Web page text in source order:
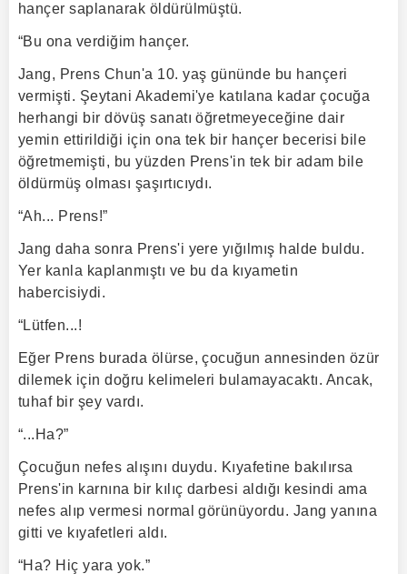
hançer saplanarak öldürülmüştü.
“Bu ona verdiğim hançer.
Jang, Prens Chun'a 10. yaş gününde bu hançeri
vermişti. Şeytani Akademi'ye katılana kadar çocuğa
herhangi bir dövüş sanatı öğretmeyeceğine dair
yemin ettirildiği için ona tek bir hançer becerisi bile
öğretmemişti, bu yüzden Prens'in tek bir adam bile
öldürmüş olması şaşırtıcıydı.
“Ah... Prens!”
Jang daha sonra Prens'i yere yığılmış halde buldu.
Yer kanla kaplanmıştı ve bu da kıyametin
habercisiydi.
“Lütfen...!
Eğer Prens burada ölürse, çocuğun annesinden özür
dilemek için doğru kelimeleri bulamayacaktı. Ancak,
tuhaf bir şey vardı.
“...Ha?”
Çocuğun nefes alışını duydu. Kıyafetine bakılırsa
Prens'in karnına bir kılıç darbesi aldığı kesindi ama
nefes alıp vermesi normal görünüyordu. Jang yanına
gitti ve kıyafetleri aldı.
“Ha? Hiç yara yok.”